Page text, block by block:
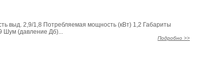
выд. 2,9/1,8 Потребляемая мощность (кВт) 1,2 Габариты
Шум (давление Дб)...
Подробно >>